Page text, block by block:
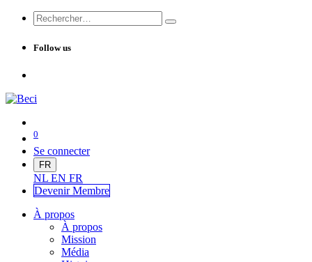
Follow us
0
Se connecter
FR
NL EN FR
Devenir Membre
À propos
À propos
Mission
Média